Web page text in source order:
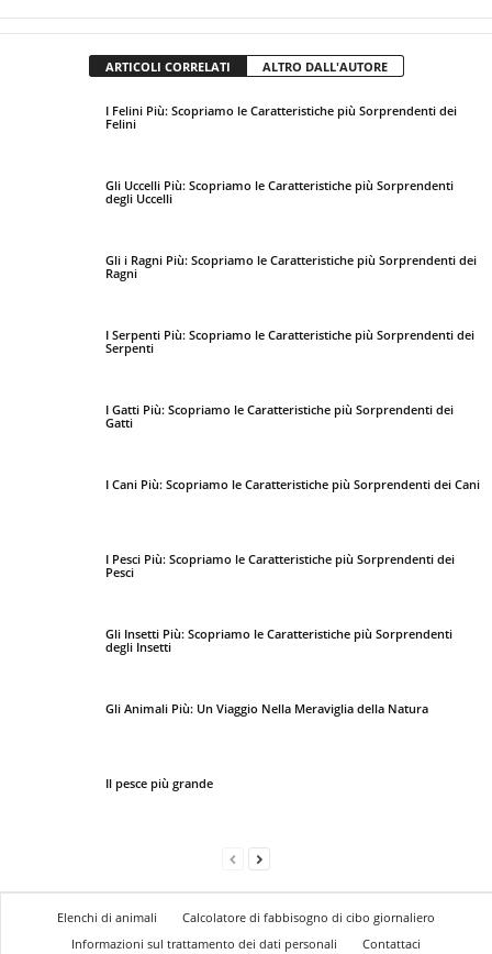
ARTICOLI CORRELATI ALTRO DALL'AUTORE
I Felini Più: Scopriamo le Caratteristiche più Sorprendenti dei
Felini
Gli Uccelli Più: Scopriamo le Caratteristiche più Sorprendenti
degli Uccelli
Gli i Ragni Più: Scopriamo le Caratteristiche più Sorprendenti dei
Ragni
I Serpenti Più: Scopriamo le Caratteristiche più Sorprendenti dei
Serpenti
I Gatti Più: Scopriamo le Caratteristiche più Sorprendenti dei
Gatti
I Cani Più: Scopriamo le Caratteristiche più Sorprendenti dei Cani
I Pesci Più: Scopriamo le Caratteristiche più Sorprendenti dei
Pesci
Gli Insetti Più: Scopriamo le Caratteristiche più Sorprendenti
degli Insetti
Gli Animali Più: Un Viaggio Nella Meraviglia della Natura
Il pesce più grande
Elenchi di animali
Calcolatore di fabbisogno di cibo giornaliero
Informazioni sul trattamento dei dati personali
Contattaci